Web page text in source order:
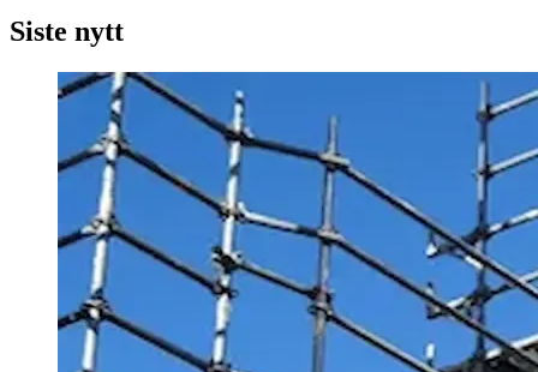
Siste nytt